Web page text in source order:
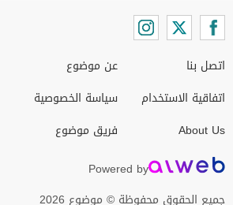
اتصل بنا
اتفاقية الاستخدام
About Us
عن موضوع
سياسة الخصوصية
فريق موضوع
Powered by
جميع الحقوق محفوظة © موضوع 2026